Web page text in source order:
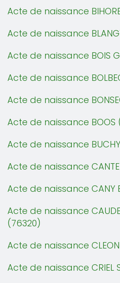
Acte de naissance
Acte de naissance
Acte de naissance BOIS
Acte de naissance
Acte de naissance
Acte de naissance BOOS
Acte de naissance
Acte de naissance
Acte de naissance CANY
Acte de naissance
(76320)
Acte de naissance
Acte de naissance CRIEL